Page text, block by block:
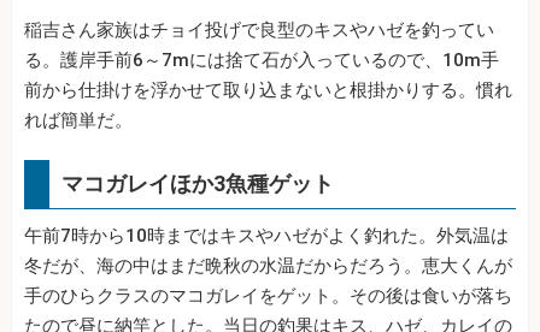
稲吉さん家族はチョイ投げで良型のキスやハゼを釣ってい
る。護岸手前6～7mには捨て石が入っているので、10m手
前から仕掛けを浮かせて取り込まないと根掛かりする。慣れ
れば簡単だ。
マコガレイほか3魚種ゲット
午前7時から10時まではキスやハゼがよく釣れた。外気温は
冬だが、海の中はまだ晩秋の水温だからだろう。恵大くんが
手のひらクラスのマコガレイをゲット。その後は食いが落ち
たので昼に納竿とした。当日の釣果はキス、ハゼ、カレイの